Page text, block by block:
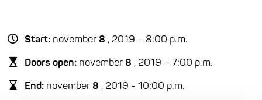
Start: november8 , 2019 – 8:00 p.m.
Doors open: november8 , 2019 – 7:00 p.m.
End: november8, 2019 - 10:00 p.m.